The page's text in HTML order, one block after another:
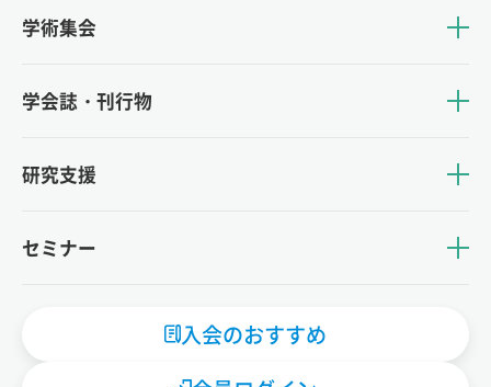
学術集会
学会誌・刊行物
研究支援
セミナー
入会のおすすめ